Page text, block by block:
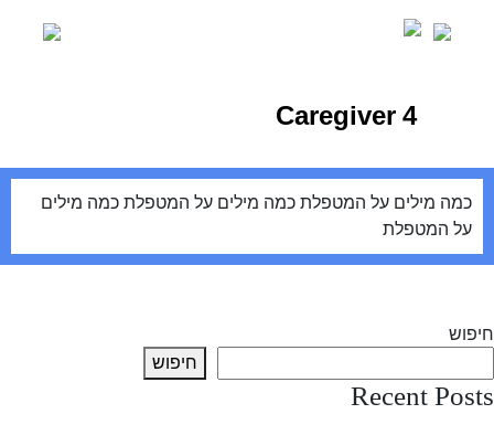
Caregiver 4
כמה מילים על המטפלת כמה מילים על המטפלת כמה מילים
על המטפלת
חיפוש
חיפוש
Recent Posts